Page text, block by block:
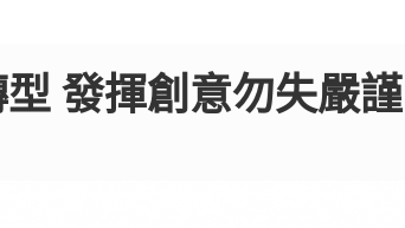
發揮創意勿失嚴謹